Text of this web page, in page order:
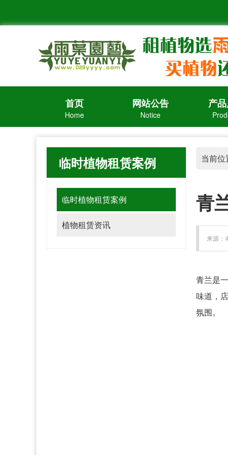
首页
Home
网站公告
Notice
产
临时植物租赁案例
临时植物租赁案例
植物租赁资讯
当前位
青
来源：
青兰是
味道，
氛围。